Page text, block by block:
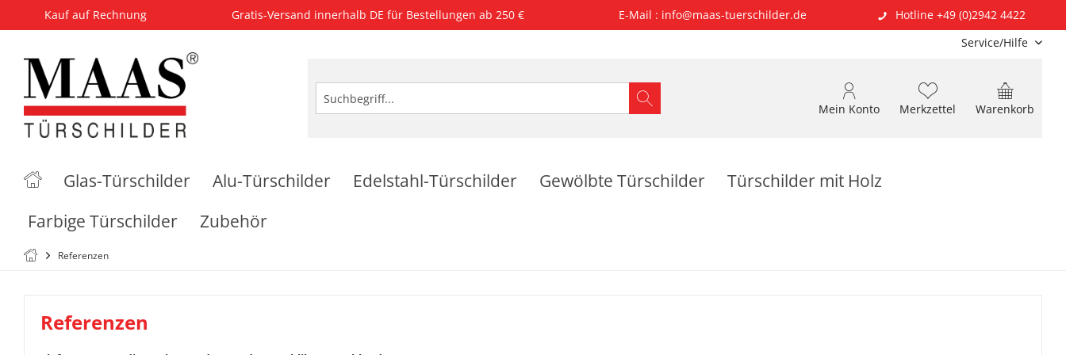
Kauf auf Rechnung Gratis-Versand innerhalb DE für Bestellungen ab 250 € E-Mail : info@maas-tuerschilder.de
Hotline +49 (0)2942 4422
Service/Hilfe
Warenkorb
Merkzettel
Mein Konto
Glas-Türschilder Alu-Türschilder Edelstahl-Türschilder Gewölbte Türschilder
Türschilder mit Holz
Farbige Türschilder
Zubehör
Referenzen
Referenzen